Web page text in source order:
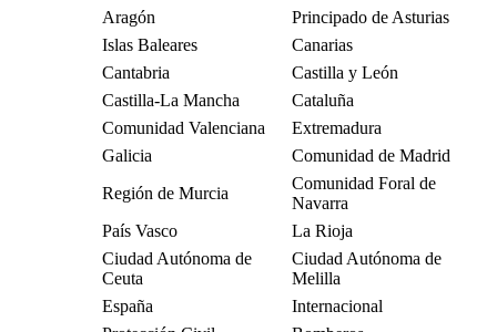
Aragón
Principado de Asturias
Islas Baleares
Canarias
Cantabria
Castilla y León
Castilla-La Mancha
Cataluña
Comunidad Valenciana
Extremadura
Galicia
Comunidad de Madrid
Región de Murcia
Comunidad Foral de
Navarra
País Vasco
La Rioja
Ciudad Autónoma de
Ceuta
Ciudad Autónoma de
Melilla
España
Internacional